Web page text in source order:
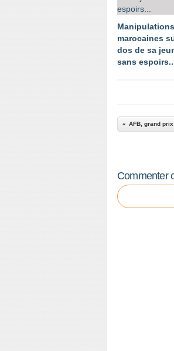
Manipulations
marocaines
dos de sa
sans
AFB, grand
Commenter